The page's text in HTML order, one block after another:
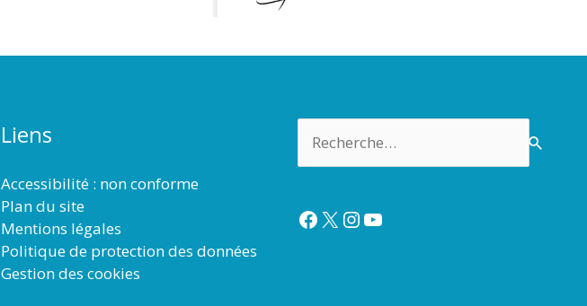
Liens
Accessibilité : non conforme
Plan du site
Mentions légales
Politique de protection des données
Gestion des cookies
Facebook
X Instagram
YouTube